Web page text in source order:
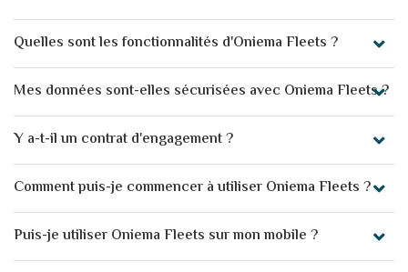
Quelles sont les fonctionnalités d'Oniema Fleets ?
Mes données sont-elles sécurisées avec Oniema Fleets ?
Y a-t-il un contrat d'engagement ?
Comment puis-je commencer à utiliser Oniema Fleets ?
Puis-je utiliser Oniema Fleets sur mon mobile ?